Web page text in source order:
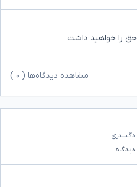
را خواهید داشت
مشاهده دیدگاه‌ها ( ۰
دیدگاه